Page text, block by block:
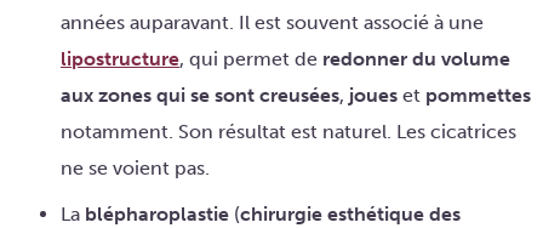
années auparavant. Il est souvent associé à une
lipostructure, qui permet de redonner du volume
aux zones qui se sont creusées, joues et pommettes
notamment. Son résultat est naturel. Les cicatrices
ne se voient pas.
La blépharoplastie (chirurgie esthétique des